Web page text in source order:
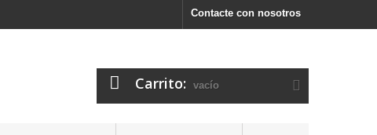
Contacte con nosotros
Carrito: vacío